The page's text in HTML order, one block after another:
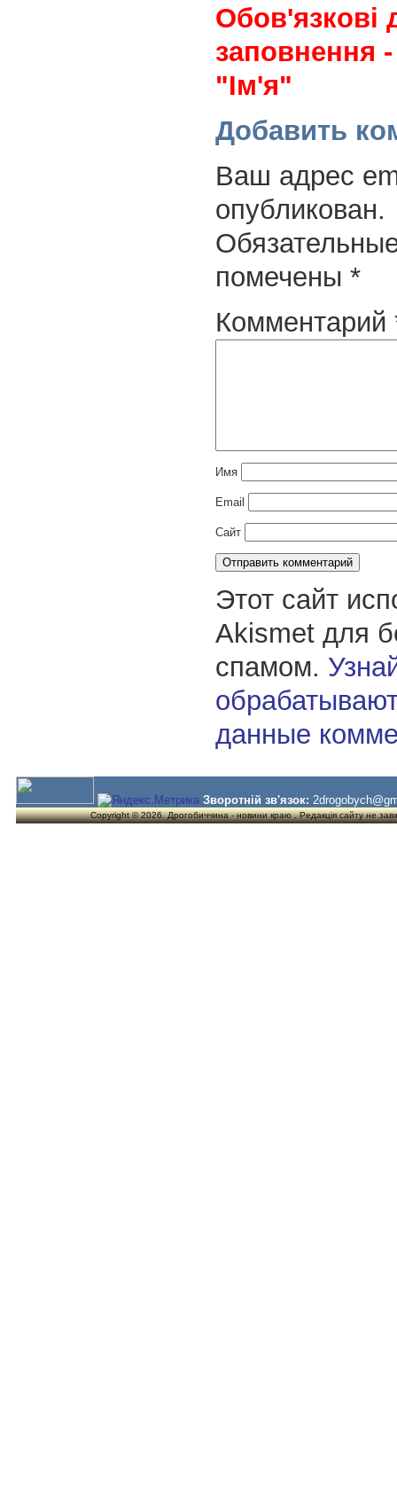
Обов'язкові
заповнення
"Ім'я"
Добавить
Ваш адрес
опубликован.
помечены *
Комментарий
Имя
Email
Сайт
Этот сайт
Akismet для
спамом.
данные
Зворотній зв'язок:
Copyright © 2026. Дрогобиччина - новини краю . Редакція сайту не